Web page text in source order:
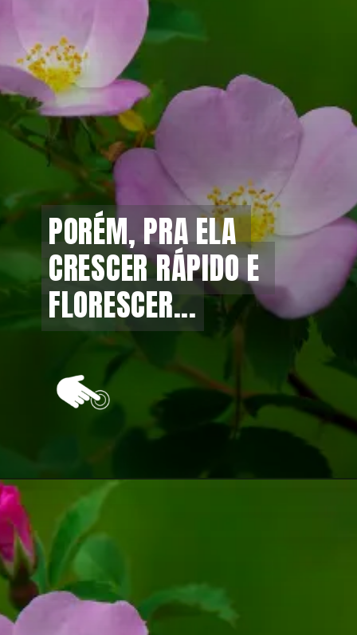
PORÉM, PRA ELA
CRESCER RÁPIDO E
FLORESCER...
PORÉM, PRA ELA
CRESCER RÁPIDO E
FLORESCER...